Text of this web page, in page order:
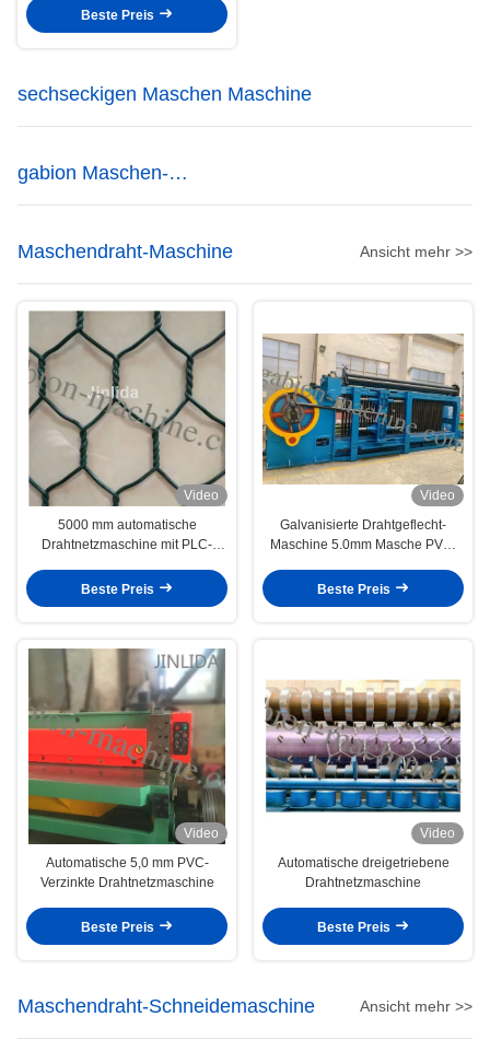
Beste Preis
sechseckigen Maschen Maschine
gabion Maschen-
Verpackungsmaschine
Maschendraht-Maschine
Ansicht mehr >>
Video
5000 mm automatische
Drahtnetzmaschine mit PLC-
Beste Preis
Video
Galvanisierte Drahtgeflecht-
Maschine 5.0mm Masche PVC-
Bau
Beste Preis
Video
Automatische 5,0 mm PVC-
Verzinkte Drahtnetzmaschine
Beste Preis
Video
Automatische dreigetriebene
Drahtnetzmaschine
Beste Preis
Maschendraht-Schneidemaschine Ansicht mehr >>